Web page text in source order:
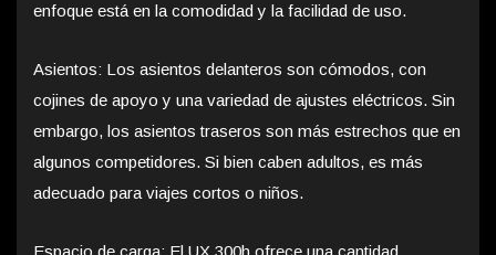
enfoque está en la comodidad y la facilidad de uso.
Asientos: Los asientos delanteros son cómodos, con
cojines de apoyo y una variedad de ajustes eléctricos. Sin
embargo, los asientos traseros son más estrechos que en
algunos competidores. Si bien caben adultos, es más
adecuado para viajes cortos o niños.
Espacio de carga: El UX 300h ofrece una cantidad